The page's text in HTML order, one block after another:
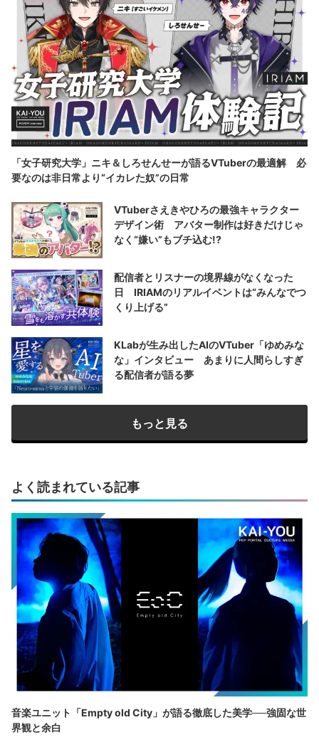
「女子研究大学」ニキ＆しろせんせーが語るVTuberの最適解 必
要なのは非日常より“イカレた奴”の日常
VTuberさえきやひろの最強キャラクター
デザイン術 アバター制作は好きだけじゃ
なく“嫌い”もブチ込む!?
配信者とリスナーの境界線がなくなった
日 IRIAMのリアルイベントは“みんなでつ
くり上げる”
KLabが生み出したAIのVTuber「ゆめみな
な」インタビュー あまりに人間らしすぎ
る配信者が語る夢
もっと見る
よく読まれている記事
音楽ユニット「Empty old City」が語る徹底した美学──強固な世
界観と余白